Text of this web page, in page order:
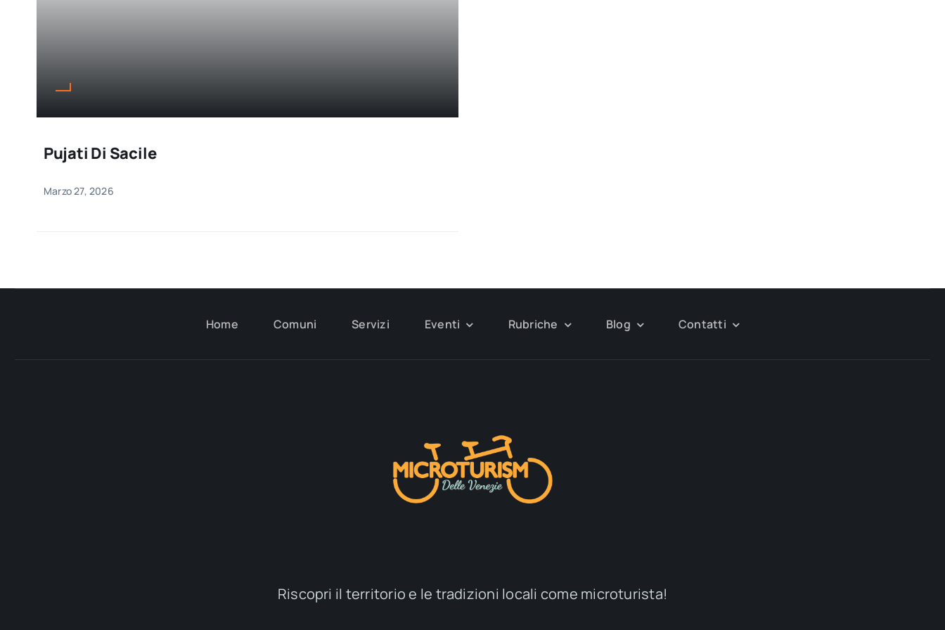
Pujati Di Sacile
Marzo 27, 2026
Home Comuni Servizi Eventi Rubriche Blog Contatti
Riscopri il territorio e le tradizioni locali come microturista!